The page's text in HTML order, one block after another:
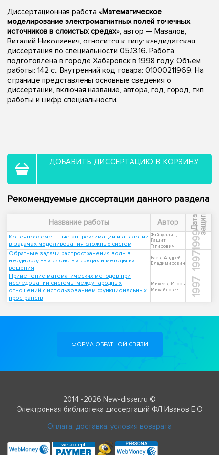
Диссертационная работа «Математическое
моделирование электромагнитных полей точечных
источников в слоистых средах», автор — Мазалов,
Виталий Николаевич, относится к типу: кандидатская
диссертация по специальности 05.13.16. Работа
подготовлена в городе Хабаровск в 1998 году. Объем
работы: 142 с.. Внутренний код товара: 01000211969. На
странице представлены основные сведения о
диссертации, включая название, автора, год, город, тип
работы и шифр специальности.
ДОБАВИТЬ ДИССЕРТАЦИЮ В КОРЗИНУ
Рекомендуемые диссертации данного раздела
Название работы Автор Д
а
т
а
з
а
щ
и
т ы
Конечноэлементные аппроксимации и аналогии
в задачах моделирования сложных систем
Файзуллин,
Рашит
Тагирович
1999
Обратные задачи распространения волн в
неоднородных слоистых средах и методы их
решения
Баев, Андрей
Владимирович
1997
Применение математических методов при
исследовании системы международных
отношений с использованием функциональных
пространств
Михеев, Игорь
Михайлович
1997
ФОРМА ОБРАТНОЙ СВЯЗИ
2014 -2026 New-disser.ru ©
Электронная библиотека диссертаций ФЛ Иванов Е О
Оплата, доставка, условия возврата